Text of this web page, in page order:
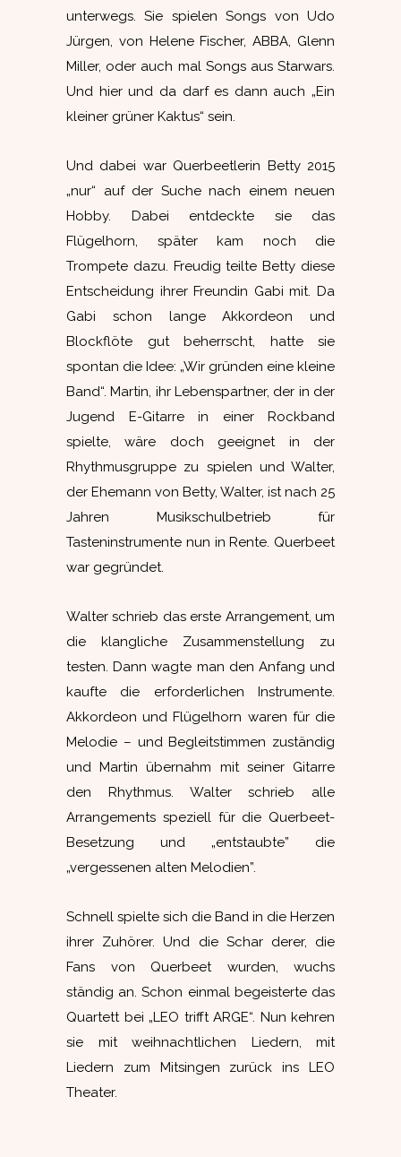
unterwegs. Sie spielen Songs von Udo
Jürgen, von Helene Fischer, ABBA, Glenn
Miller, oder auch mal Songs aus Starwars.
Und hier und da darf es dann auch „Ein
kleiner grüner Kaktus“ sein.
Und dabei war Querbeetlerin Betty 2015
„nur“ auf der Suche nach einem neuen
Hobby. Dabei entdeckte sie das
Flügelhorn, später kam noch die
Trompete dazu. Freudig teilte Betty diese
Entscheidung ihrer Freundin Gabi mit. Da
Gabi schon lange Akkordeon und
Blockflöte gut beherrscht, hatte sie
spontan die Idee: „Wir gründen eine kleine
Band“. Martin, ihr Lebenspartner, der in der
Jugend E-Gitarre in einer Rockband
spielte, wäre doch geeignet in der
Rhythmusgruppe zu spielen und Walter,
der Ehemann von Betty, Walter, ist nach 25
Jahren Musikschulbetrieb für
Tasteninstrumente nun in Rente. Querbeet
war gegründet.
Walter schrieb das erste Arrangement, um
die klangliche Zusammenstellung zu
testen. Dann wagte man den Anfang und
kaufte die erforderlichen Instrumente.
Akkordeon und Flügelhorn waren für die
Melodie – und Begleitstimmen zuständig
und Martin übernahm mit seiner Gitarre
den Rhythmus. Walter schrieb alle
Arrangements speziell für die Querbeet-
Besetzung und „entstaubte” die
„vergessenen alten Melodien”.
Schnell spielte sich die Band in die Herzen
ihrer Zuhörer. Und die Schar derer, die
Fans von Querbeet wurden, wuchs
ständig an. Schon einmal begeisterte das
Quartett bei „LEO trifft ARGE“. Nun kehren
sie mit weihnachtlichen Liedern, mit
Liedern zum Mitsingen zurück ins LEO
Theater.